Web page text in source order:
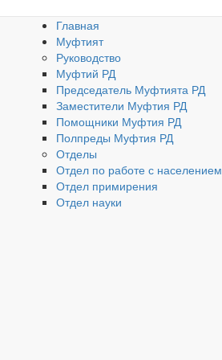
Главная
Муфтият
Руководство
Муфтий РД
Председатель Муфтията РД
Заместители Муфтия РД
Помощники Муфтия РД
Полпреды Муфтия РД
Отделы
Отдел по работе с населением
Отдел примирения
Отдел науки